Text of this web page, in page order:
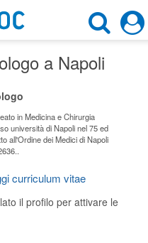
×
×
a Napoli
in Medicina e Chirurgia
università di Napoli nel 75 ed
all'Ordine dei Medici di Napoli
curriculum vitae
il profilo per attivare le